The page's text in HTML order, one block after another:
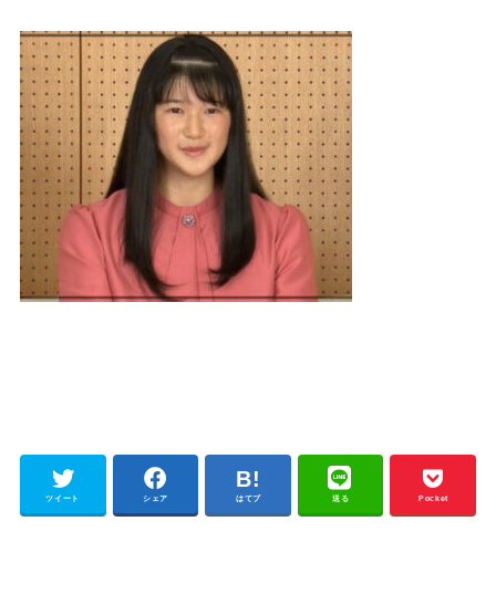
ツイート シェア はてブ 送る Pocket